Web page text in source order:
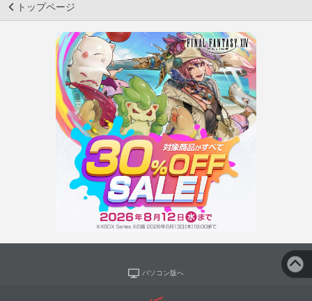
トップページ
パソコン版へ